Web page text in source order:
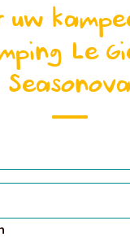
uw
Le
Seasonova